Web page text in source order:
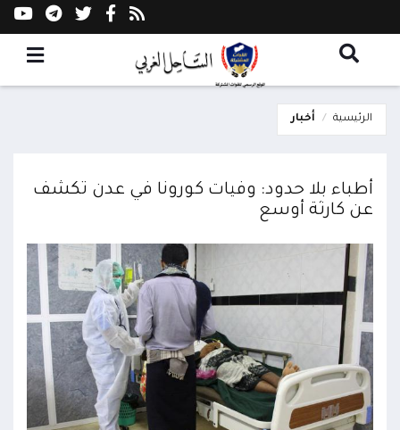
الرئيسية أخبار
أطباء بلا حدود: وفيات كورونا في عدن تكشف
عن كارثة أوسع